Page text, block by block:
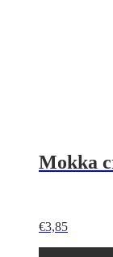
Mokka
€3,85